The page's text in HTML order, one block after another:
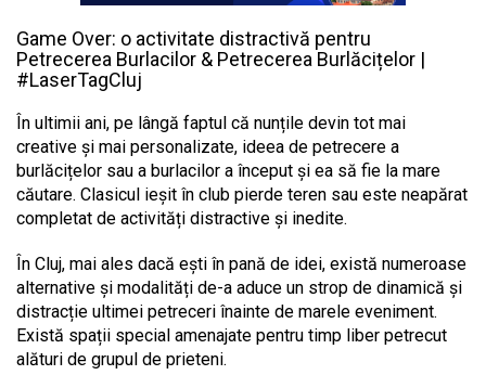
Game Over: o activitate distractivă pentru
Petrecerea Burlacilor & Petrecerea Burlăcițelor |
#LaserTagCluj
În ultimii ani, pe lângă faptul că nunțile devin tot mai
creative și mai personalizate, ideea de petrecere a
burlăcițelor sau a burlacilor a început și ea să fie la mare
căutare. Clasicul ieșit în club pierde teren sau este neapărat
completat de activități distractive și inedite.
În Cluj, mai ales dacă ești în pană de idei, există numeroase
alternative și modalități de-a aduce un strop de dinamică și
distracție ultimei petreceri înainte de marele eveniment.
Există spații special amenajate pentru timp liber petrecut
alături de grupul de prieteni.